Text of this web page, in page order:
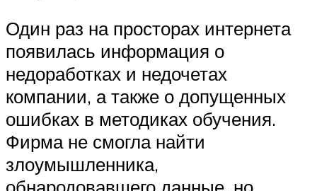
Один раз на просторах интернета
появилась информация о
недоработках и недочетах
компании, а также о допущенных
ошибках в методиках обучения.
Фирма не смогла найти
злоумышленника,